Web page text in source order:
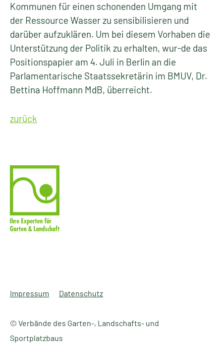
Kommunen für einen schonenden Umgang mit
der Ressource Wasser zu sensibilisieren und
darüber aufzuklären. Um bei diesem Vorhaben die
Unterstützung der Politik zu erhalten, wur-de das
Positionspapier am 4. Juli in Berlin an die
Parlamentarische Staatssekretärin im BMUV, Dr.
Bettina Hoffmann MdB, überreicht.
zurück
© Verbände des Garten-, Landschafts- und
Sportplatzbaus
Impressum Datenschutz